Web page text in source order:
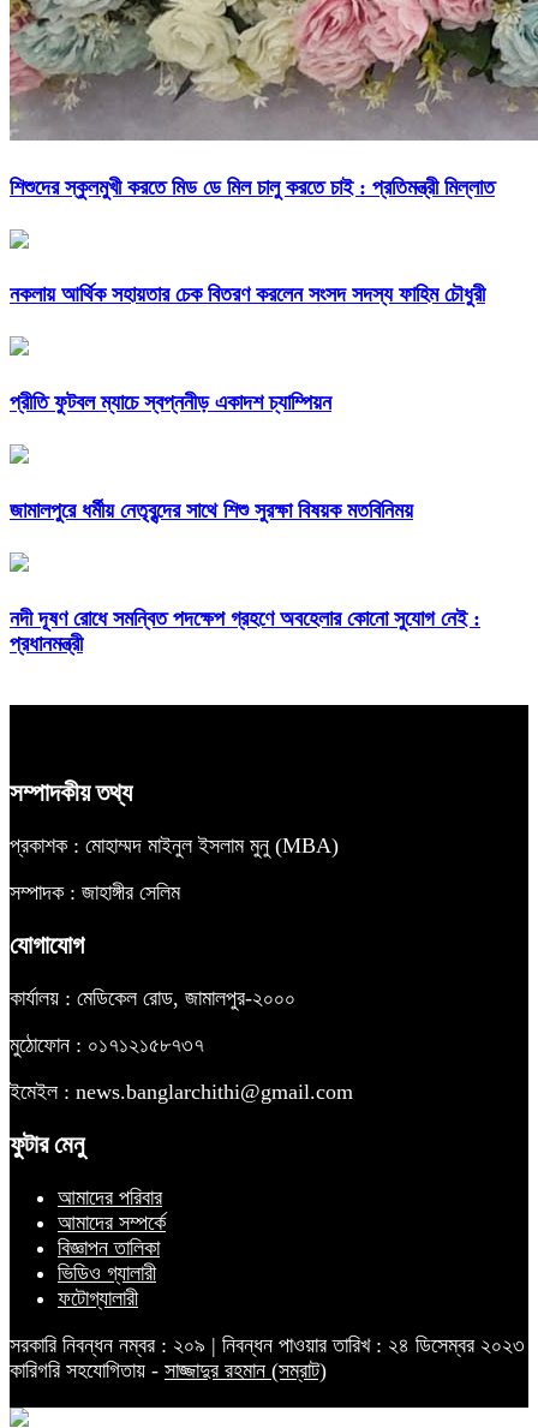
শিশুদের স্কুলমুখী করতে মিড ডে মিল চালু করতে চাই : প্রতিমন্ত্রী মিল্লাত
নকলায় আর্থিক সহায়তার চেক বিতরণ করলেন সংসদ সদস্য ফাহিম চৌধুরী
প্রীতি ফুটবল ম্যাচে স্বপ্ননীড় একাদশ চ্যাম্পিয়ন
জামালপুরে ধর্মীয় নেতৃবৃন্দের সাথে শিশু সুরক্ষা বিষয়ক মতবিনিময়
নদী দূষণ রোধে সমন্বিত পদক্ষেপ গ্রহণে অবহেলার কোনো সুযোগ নেই :
প্রধানমন্ত্রী
সম্পাদকীয় তথ্য
প্রকাশক : মোহাম্মদ মাইনুল ইসলাম মুনু (MBA)
সম্পাদক : জাহাঙ্গীর সেলিম
যোগাযোগ
কার্যালয় : মেডিকেল রোড, জামালপুর-২০০০
মুঠোফোন : ০১৭১২১৫৮৭৩৭
ইমেইল : news.banglarchithi@gmail.com
ফুটার মেনু
আমাদের পরিবার
আমাদের সম্পর্কে
বিজ্ঞাপন তালিকা
ভিডিও গ্যালারী
ফটোগ্যালারী
সরকারি নিবন্ধন নম্বর : ২০৯ | নিবন্ধন পাওয়ার তারিখ : ২৪ ডিসেম্বর ২০২৩
কারিগরি সহযোগিতায় - সাজ্জাদুর রহমান (সম্রাট)